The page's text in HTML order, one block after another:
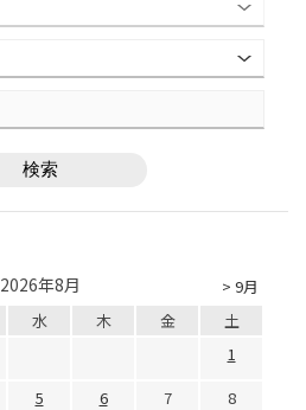
> 9月
2026年8月
水 木 金
土
1
5 6 7 8